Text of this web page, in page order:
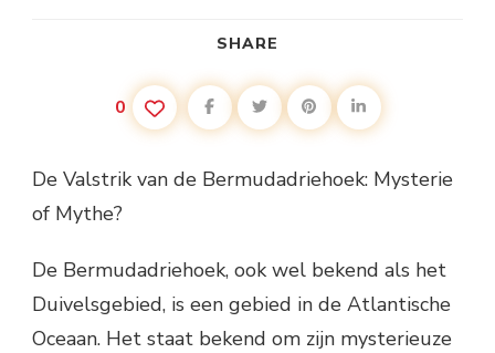
SHARE
0
De Valstrik van de Bermudadriehoek: Mysterie
of Mythe?
De Bermudadriehoek, ook wel bekend als het
Duivelsgebied, is een gebied in de Atlantische
Oceaan. Het staat bekend om zijn mysterieuze